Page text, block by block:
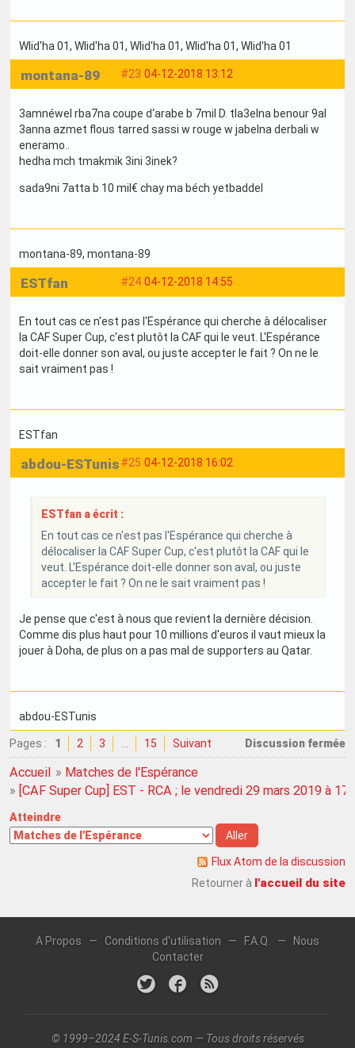
Wlid'ha 01, Wlid'ha 01, Wlid'ha 01, Wlid'ha 01, Wlid'ha 01
#23 04-12-2018 13:12
montana-89
3amnéwel rba7na coupe d‘arabe b 7mil D. tla3elna benour 9al
3anna azmet flous tarred sassi w rouge w jabelna derbali w
eneramo..
hedha mch tmakmik 3ini 3inek?
sada9ni 7atta b 10 mil€ chay ma béch yetbaddel
montana-89, montana-89
#24 04-12-2018 14:55
ESTfan
En tout cas ce n'est pas l'Espérance qui cherche à délocaliser
la CAF Super Cup, c'est plutôt la CAF qui le veut. L'Espérance
doit-elle donner son aval, ou juste accepter le fait ? On ne le
sait vraiment pas !
ESTfan
#25 04-12-2018 16:02
abdou-ESTunis
ESTfan a écrit :
En tout cas ce n'est pas l'Espérance qui cherche à
délocaliser la CAF Super Cup, c'est plutôt la CAF qui le
veut. L'Espérance doit-elle donner son aval, ou juste
accepter le fait ? On ne le sait vraiment pas !
Je pense que c'est à nous que revient la dernière décision.
Comme dis plus haut pour 10 millions d'euros il vaut mieux la
jouer à Doha, de plus on a pas mal de supporters au Qatar.
abdou-ESTunis
Pages : 1 2 3 … 15 Suivant Discussion fermée
Accueil » Matches de l'Espérance
» [CAF Super Cup] EST - RCA ; le vendredi 29 mars 2019 à
Atteindre
Flux Atom de la discussion
Retourner à l'accueil du site
A Propos — Conditions d'utilisation — F.A.Q. —
Nous
Contacter
© 1999–2024 E-S-Tunis.com — Tous droits réservés